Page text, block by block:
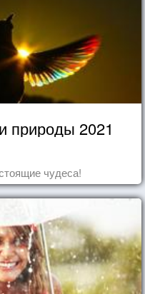
природы 2021
чудеса!